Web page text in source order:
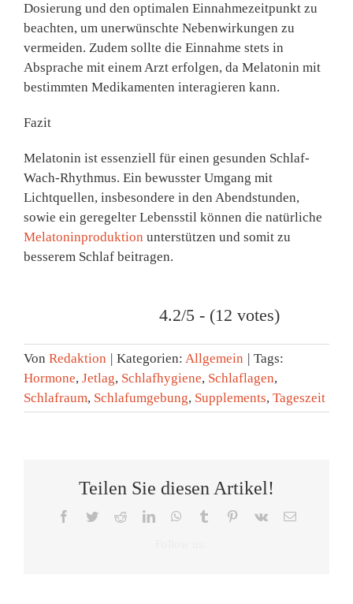
Dosierung und den optimalen Einnahmezeitpunkt zu
beachten, um unerwünschte Nebenwirkungen zu
vermeiden. Zudem sollte die Einnahme stets in
Absprache mit einem Arzt erfolgen, da Melatonin mit
bestimmten Medikamenten interagieren kann.
Fazit
Melatonin ist essenziell für einen gesunden Schlaf-
Wach-Rhythmus. Ein bewusster Umgang mit
Lichtquellen, insbesondere in den Abendstunden,
sowie ein geregelter Lebensstil können die natürliche
Melatoninproduktion unterstützen und somit zu
besserem Schlaf beitragen.
4.2/5 - (12 votes)
Von Redaktion Kategorien: Allgemein
Tags:
Hormone, Jetlag, Schlafhygiene, Schlaflagen,
Schlafraum, Schlafumgebung, Supplements, Tageszeit
Teilen Sie diesen Artikel!
Facebook
TwitterRedditLinkedInWhatsApp
Tumblr Pinterest
Vk
E-